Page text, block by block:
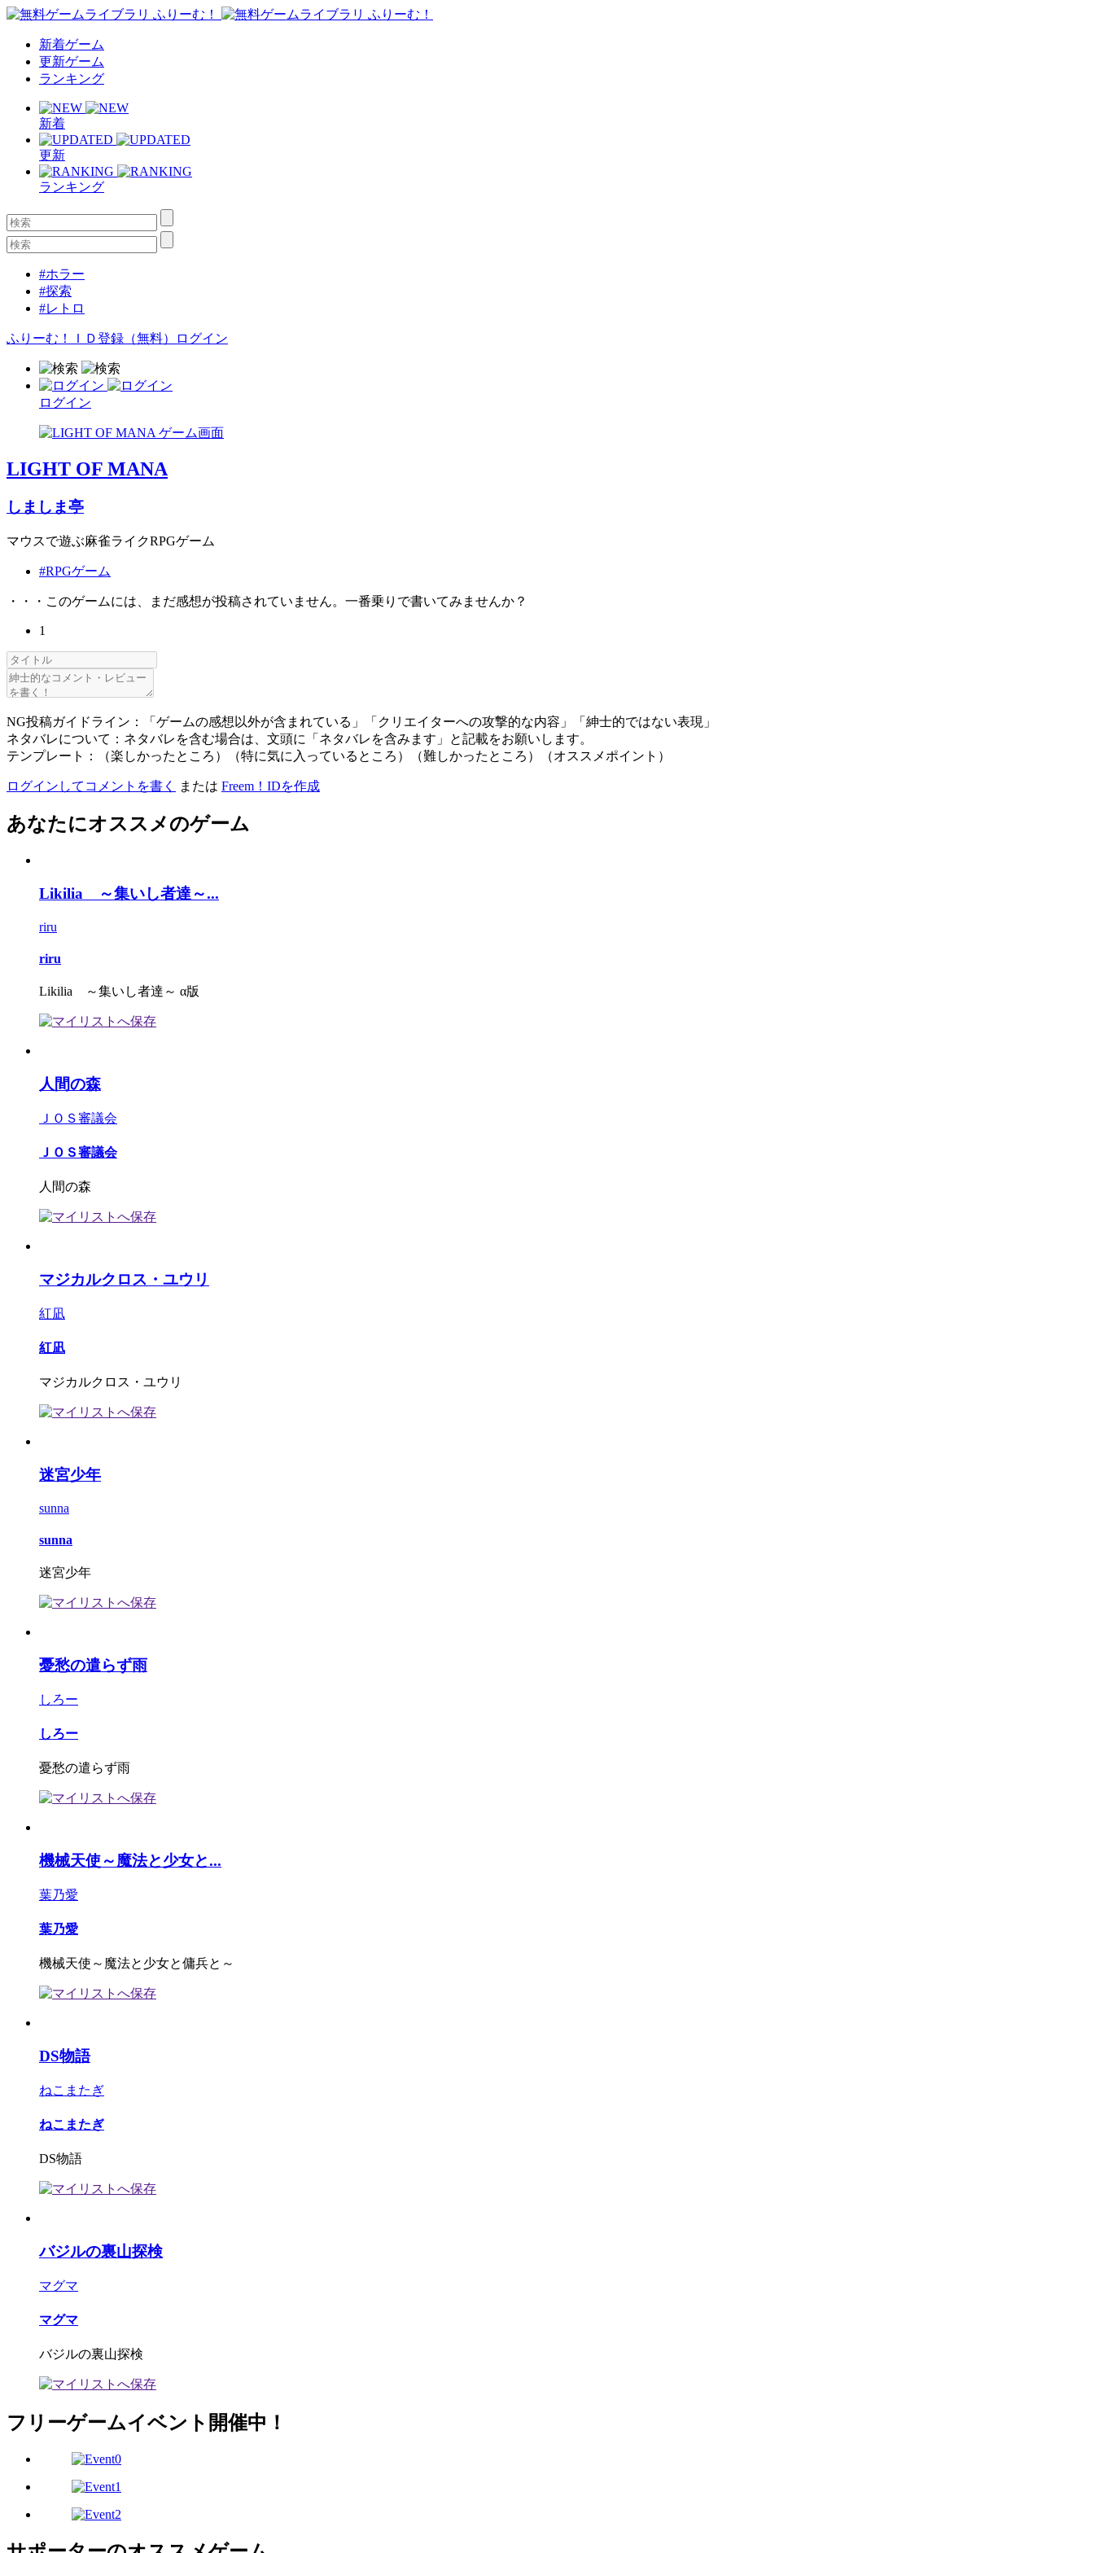
新着ゲーム
更新ゲーム
ランキング
新着
更新
ランキング
#ホラー
#探索
#レトロ
ふりーむ！ＩＤ登録（無料） ログイン
ログイン
LIGHT OF MANA
しましま亭
マウスで遊ぶ麻雀ライクRPGゲーム
#RPGゲーム
・・・このゲームには、まだ感想が投稿されていません。一番乗りで書いてみませんか？
1
NG投稿ガイドライン：「ゲームの感想以外が含まれている」「クリエイターへの攻撃的な内容」「紳士的ではない表現」
ネタバレについて：ネタバレを含む場合は、文頭に「ネタバレを含みます」と記載をお願いします。
テンプレート：（楽しかったところ）（特に気に入っているところ）（難しかったところ）（オススメポイント）
ログインしてコメントを書く または Freem！IDを作成
あなたにオススメのゲーム
Likilia ～集いし者達～...
riru
riru
Likilia ～集いし者達～ α版
人間の森
ＪＯＳ審議会
ＪＯＳ審議会
人間の森
マジカルクロス・ユウリ
紅凪
紅凪
マジカルクロス・ユウリ
迷宮少年
sunna
sunna
迷宮少年
憂愁の遣らず雨
しろー
しろー
憂愁の遣らず雨
機械天使～魔法と少女と...
葉乃愛
葉乃愛
機械天使～魔法と少女と傭兵と～
DS物語
ねこまたぎ
ねこまたぎ
DS物語
バジルの裏山探検
マグマ
マグマ
バジルの裏山探検
フリーゲームイベント開催中！